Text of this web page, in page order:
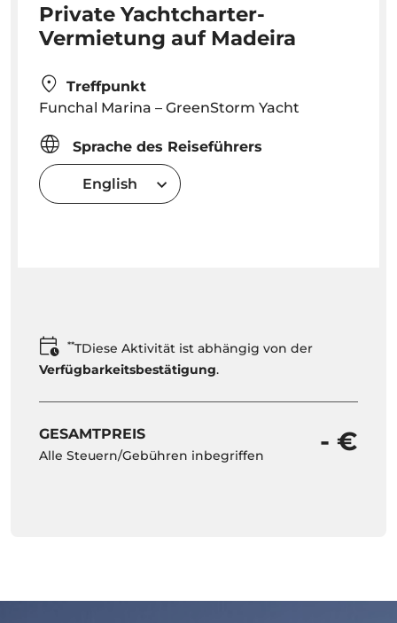
Private Yachtcharter-
Vermietung auf Madeira
Treffpunkt
Funchal Marina – GreenStorm Yacht
Sprache des Reiseführers
English
**TDiese Aktivität ist abhängig von der
Verfügbarkeitsbestätigung.
GESAMTPREIS
Alle Steuern/Gebühren inbegriffen - €